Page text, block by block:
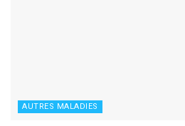
AUTRES MALADIES